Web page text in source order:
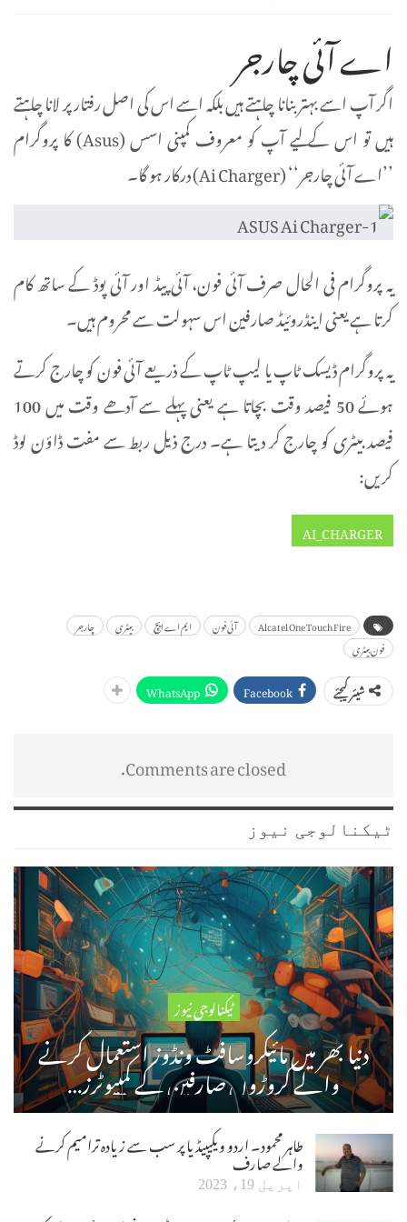
اے آئی چارجر
اگر آپ اسے بہتر بنانا چاہتے ہیں بلکہ اسے اس کی اصل رفتار پر لانا چاہتے
ہیں تو اس کے لیے آپ کو معروف کمپنی اسس (Asus) کا پروگرام
’’اے آئی چارجر‘‘ (Ai Charger) درکار ہو گا۔
یہ پروگرام فی الحال صرف آئی فون، آئی پیڈ اور آئی پوڈ کے ساتھ کام
کرتا ہے یعنی اینڈروئیڈ صارفین اس سہولت سے محروم ہیں۔
یہ پروگرام ڈیسک ٹاپ یا لیپ ٹاپ کے ذریعے آئی فون کو چارج کرتے
ہوئے 50 فیصد وقت بچاتا ہے یعنی پہلے سے آدھے وقت میں 100
فیصد بیٹری کو چارج کر دیتا ہے۔ درج ذیل ربط سے مفت ڈاؤن لوڈ
کریں:
AI_CHARGER
Alcatel One Touch Fire آئی فون ایم اے ایچ بیٹری
چارجر
فون بیٹری
شیئر کیجئے Facebook
WhatsApp
Comments are closed.
ٹیکنالوجی نیوز
ٹیکنالوجی نیوز
دنیا بھر میں مائیکروسافٹ ونڈوز استعمال کرنے
والے کروڑوں صارفین کے کمپیوٹرز…
طاہر محمود۔ اردو ویکیپیڈیا پر سب سے زیادہ ترامیم کرنے
والے صارف
اپریل 19، 2023